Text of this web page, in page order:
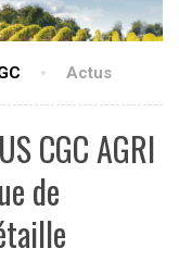
Actus
CGC AGRI
de